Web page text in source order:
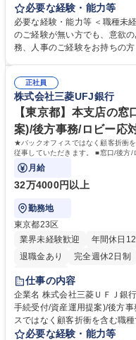
します。 ＜具体的には＞ ・総務/人事労務（給与・社保・勤怠管理など）
・採用・教育研修 ・福利厚生
採用や教育等の業務内容によ
出張もございます。 ※担当業
必要な経験・能力等
必要な経験・能力等 ＜職種未
のご経験が無い方でも、意欲
務、人事のご経験をお持ちの方（業界不問） ■求
正社員
株式会社三菱UFJ銀行
【東京都】本支店の
案)/後方事務/ロビー応
★バックオフィスではなく顧客折衝
従事していただきます。 ■窓口/後方/
客様対応
月給
32万4000円以上
勤務地
東京都23区
業界未経験歓迎
年間休日
退職金あり
完全週休2日制
土日祝休み
仕事の内容
企業名 株式会社三菱ＵＦＪ銀行 求人名 【東京都】本支店の窓口業務(事務
手続受付/資産運用提案)/後方事務/ロビー応対 仕
スではなく顧客折衝を含む職
事していただきます。 ■窓口/
必要な経験・能力等